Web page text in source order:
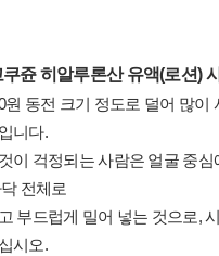
쥰 히알루론산 유액(로션)
원 동전 크기 정도로 덜어 많이
니다.
이 걱정되는 사람은 얼굴 중
전체로
부드럽게 밀어 넣는 것으로,
시오.